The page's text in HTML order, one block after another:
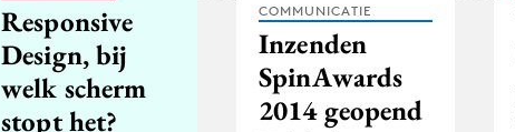
Responsive
Design, bij
welk scherm
stopt het?
COMMUNICATIE
Inzenden
SpinAwards
2014 geopend